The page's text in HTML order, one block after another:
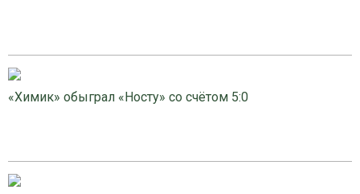
«Химик» обыграл «Носту» со счётом 5:0